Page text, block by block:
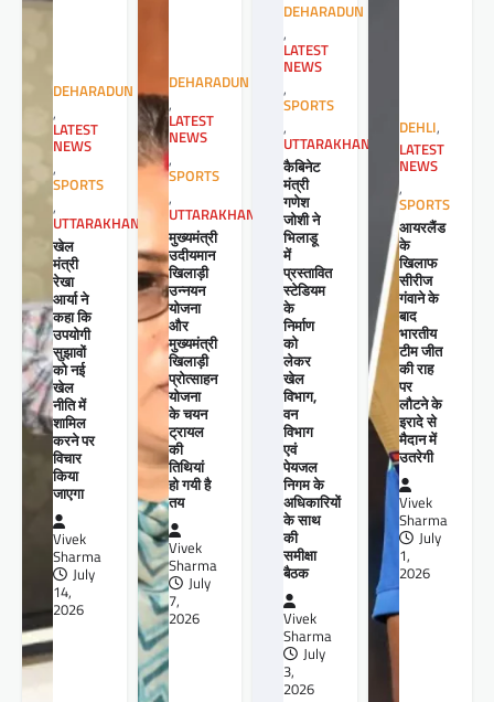
DEHARADUN
,
LATEST
NEWS
,
SPORTS
,
UTTARAKHAND
खेल
मंत्री
रेखा
आर्या ने
कहा कि
उपयोगी
सुझावों
को नई
खेल
नीति में
शामिल
करने पर
विचार
किया
जाएगा
Vivek
Sharma
July
14,
2026
DEHARADUN
,
LATEST
NEWS
,
SPORTS
,
UTTARAKHAND
मुख्यमंत्री
उदीयमान
खिलाड़ी
उन्नयन
योजना
और
मुख्यमंत्री
खिलाड़ी
प्रोत्साहन
योजना
के चयन
ट्रायल
की
तिथियां
हो गयी है
तय
Vivek
Sharma
July
7,
2026
DEHARADUN
,
LATEST
NEWS
,
SPORTS
,
UTTARAKHAND
कैबिनेट
मंत्री
गणेश
जोशी ने
भिलाडू
में
प्रस्तावित
स्टेडियम
के
निर्माण
को
लेकर
खेल
विभाग,
वन
विभाग
एवं
पेयजल
निगम के
अधिकारियों
के साथ
की
समीक्षा
बैठक
Vivek
Sharma
July
3,
2026
DEHLI,
LATEST
NEWS
,
SPORTS
आयरलैंड
के
खिलाफ
सीरीज
गंवाने के
बाद
भारतीय
टीम जीत
की राह
पर
लौटने के
इरादे से
मैदान में
उतरेगी
Vivek
Sharma
July
1,
2026